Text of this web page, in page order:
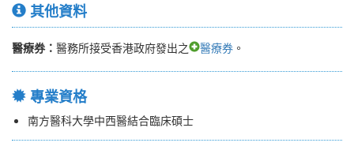
其他資料
醫療券： 醫務所接受香港政府發出之 醫療券 。
專業資格
南方醫科大學中西醫結合臨床碩士